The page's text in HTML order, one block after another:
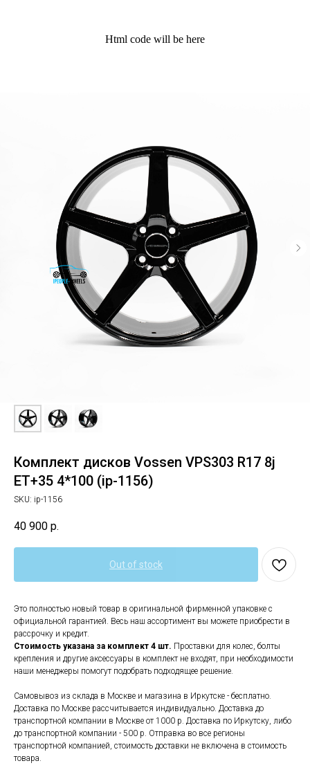
Html code will be here
Комплект дисков Vossen VPS303 R17 8j
ET+35 4*100 (ip-1156)
SKU: ip-1156
40 900 р.
Out of stock
Это полностью новый товар в оригинальной фирменной упаковке с
официальной гарантией. Весь наш ассортимент вы можете приобрести в
рассрочку и кредит.
Стоимость указана за комплект 4 шт. Проставки для колес, болты
крепления и другие аксессуары в комплект не входят, при необходимости
наши менеджеры помогут подобрать подходящее решение.
Самовывоз из склада в Москве и магазина в Иркутске - бесплатно.
Доставка по Москве рассчитывается индивидуально. Доставка до
транспортной компании в Москве от 1000 р. Доставка по Иркутску, либо
до транспортной компании - 500 р. Отправка во все регионы
транспортной компанией, стоимость доставки не включена в стоимость
товара.